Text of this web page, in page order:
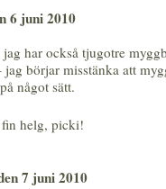
6 juni 2010
har också tjugotre
jag börjar misstänka att
något sätt.
fin helg, picki!
7 juni 2010